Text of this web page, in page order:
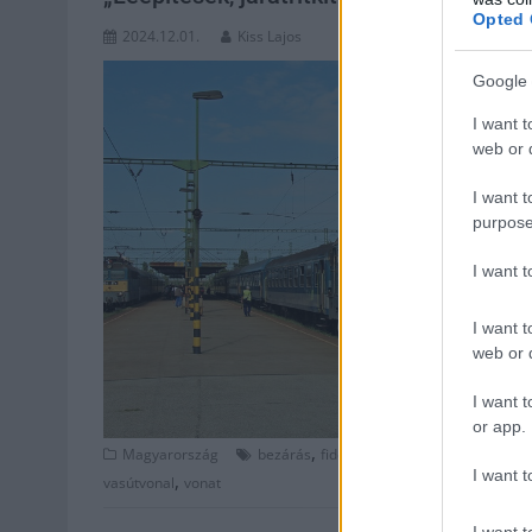
Opted
Google
I want
web or
I want
I want
I want
web or
I want
or app.
I want
2024.12.01. Kiss Lajos
Magyarország bezárás, fidesz
vasútvonal, vonat